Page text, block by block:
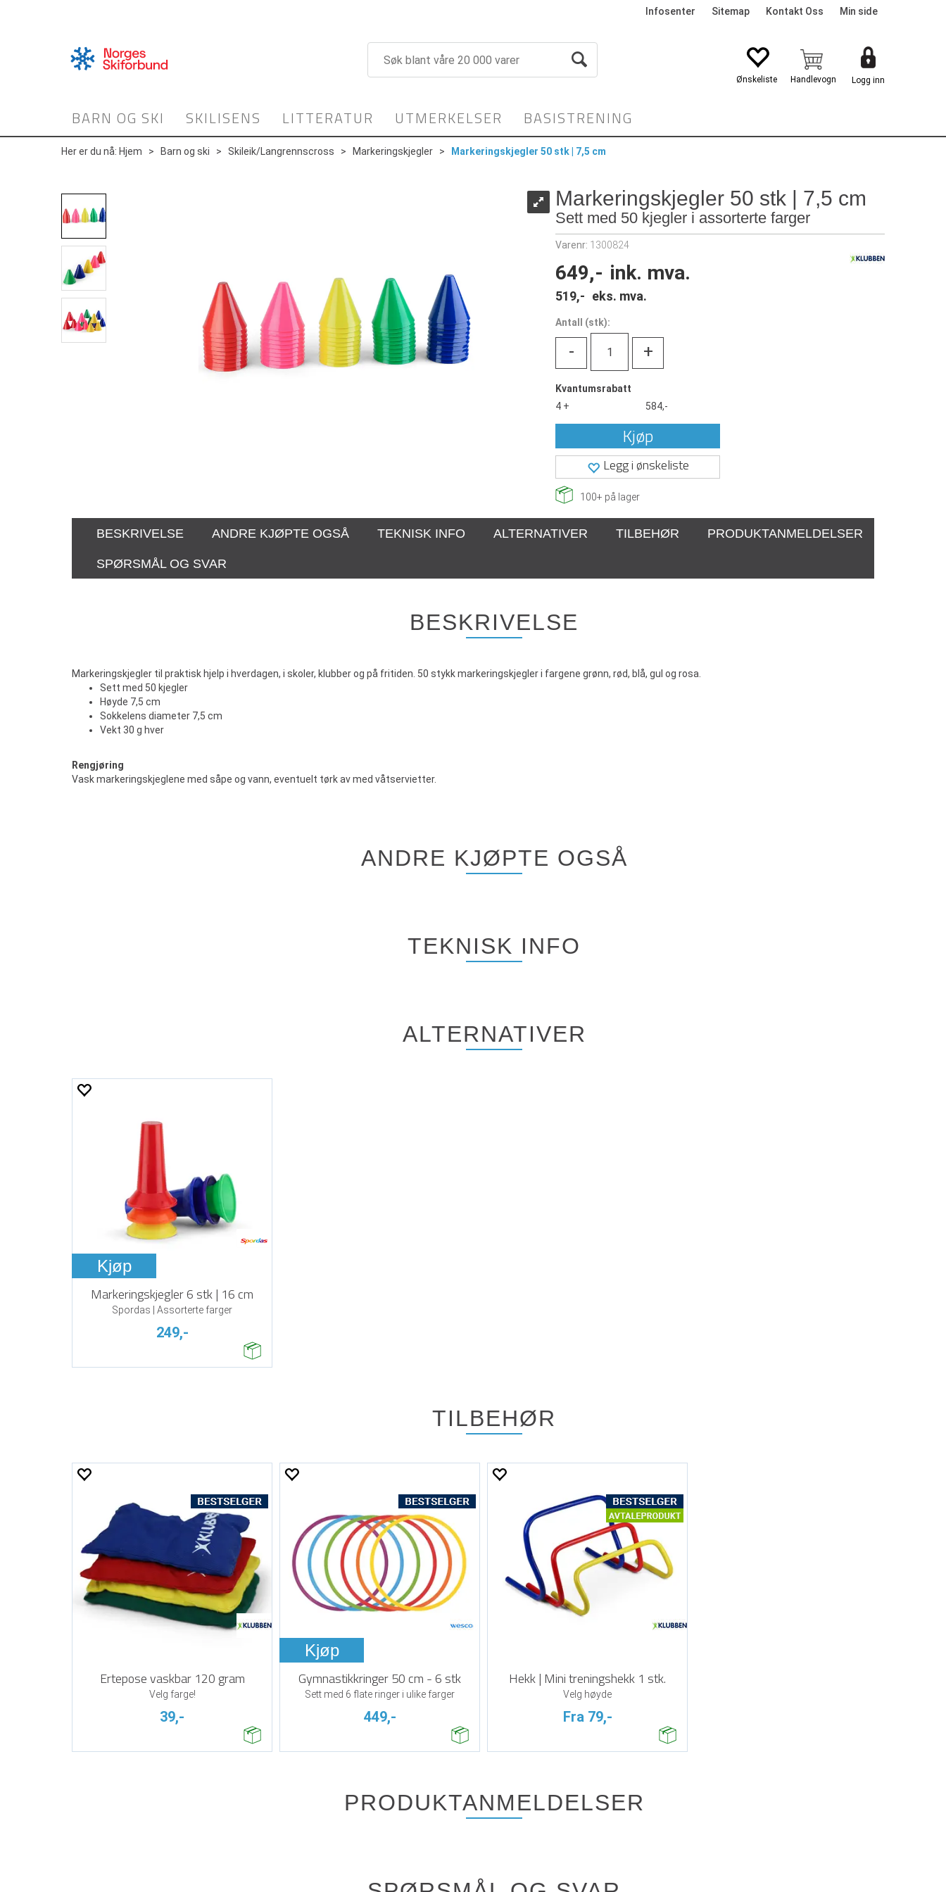
Infosenter Sitemap Kontakt Oss Min side
Logg inn
BARN OG SKI SKILISENS LITTERATUR UTMERKELSER BASISTRENING
Her er du nå: Hjem > Barn og ski > Skileik/Langrennscross > Markeringskjegler > Markeringskjegler 50 stk | 7,5 cm
Markeringskjegler 50 stk | 7,5 cm
Sett med 50 kjegler i assorterte farger
Varenr: 1300824
649,- ink. mva.
519,- eks. mva.
Antall (stk):
- +
Kvantumsrabatt
4 +
584,-
Kjøp
Legg i ønskeliste
100+ på lager
BESKRIVELSE ANDRE KJØPTE OGSÅ TEKNISK INFO ALTERNATIVER TILBEHØR PRODUKTANMELDELSER
SPØRSMÅL OG SVAR
BESKRIVELSE
Markeringskjegler til praktisk hjelp i hverdagen, i skoler, klubber og på fritiden. 50 stykk markeringskjegler i fargene grønn, rød, blå, gul og rosa.
Sett med 50 kjegler
Høyde 7,5 cm
Sokkelens diameter 7,5 cm
Vekt 30 g hver
Rengjøring
Vask markeringskjeglene med såpe og vann, eventuelt tørk av med våtservietter.
ANDRE KJØPTE OGSÅ
TEKNISK INFO
ALTERNATIVER
Kjøp
Markeringskjegler 6 stk | 16 cm
Spordas | Assorterte farger
249,-
TILBEHØR
Ertepose vaskbar 120 gram
Velg farge!
39,-
Kjøp
Gymnastikkringer 50 cm - 6 stk
Sett med 6 flate ringer i ulike farger
449,-
Hekk | Mini treningshekk 1 stk.
Velg høyde
Fra 79,-
PRODUKTANMELDELSER